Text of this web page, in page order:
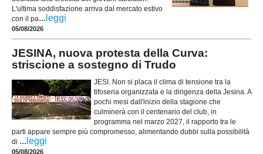
L'ultima soddisfazione arriva dal mercato estivo
con il pa... leggi
05/08/2026
JESINA, nuova protesta della Curva:
striscione a sostegno di Trudo
JESI. Non si placa il clima di tensione tra la
tifoseria organizzata e la dirigenza della Jesina. A
pochi mesi dall'inizio della stagione che
culminerà con il centenario del club, in
programma nel marzo 2027, il rapporto tra le
parti appare sempre più compromesso, alimentando dubbi sulla possibilità
di ... leggi
05/08/2026